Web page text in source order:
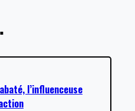
l’influenceuse